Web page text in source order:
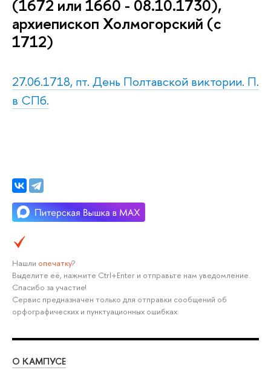
(1672 или 1660 - 08.10.1730),
архиепископ Холмогорский (с
1712)
27.06.1718, пт. День Полтавской виктории. П.
в СПб.
Нашли опечатку?
Выделите её, нажмите Ctrl+Enter и отправьте нам уведомление.
Спасибо за участие!
Сервис предназначен только для отправки сообщений об
орфографических и пунктуационных ошибках.
О КАМПУСЕ